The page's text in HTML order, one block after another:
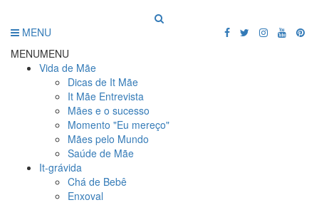
MENU
MENUMENU
Vida de Mãe
Dicas de It Mãe
It Mãe Entrevista
Mães e o sucesso
Momento "Eu mereço"
Mães pelo Mundo
Saúde de Mãe
It-grávida
Chá de Bebê
Enxoval